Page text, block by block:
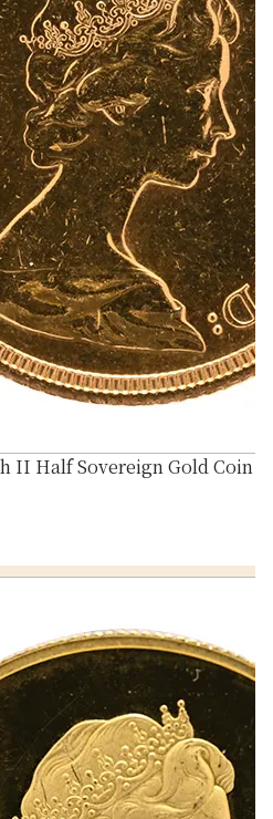
II Half Sovereign Gold Coin